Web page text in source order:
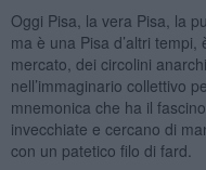
Oggi Pisa, la vera Pisa, la
ma è una Pisa d’altri
mercato, dei circolini
nell’immaginario collettivo
mnemonica che ha il
invecchiate e cercano di
con un patetico filo di fard.